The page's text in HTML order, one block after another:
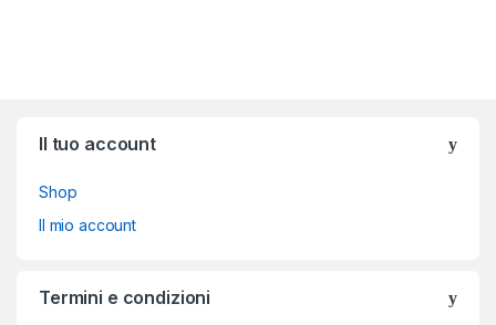
Il tuo account
Shop
Il mio account
Termini e condizioni